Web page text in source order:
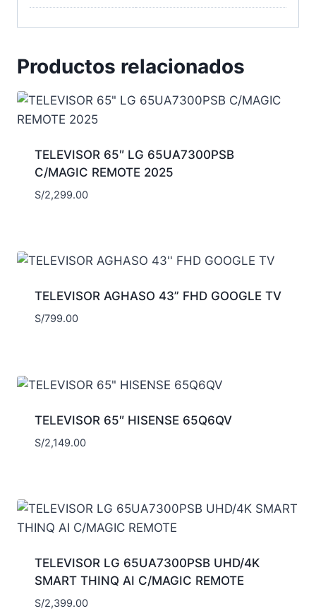
Productos relacionados
TELEVISOR 65″ LG 65UA7300PSB
C/MAGIC REMOTE 2025
S/2,299.00
TELEVISOR AGHASO 43” FHD GOOGLE TV
S/799.00
TELEVISOR 65″ HISENSE 65Q6QV
S/2,149.00
TELEVISOR LG 65UA7300PSB UHD/4K
SMART THINQ AI C/MAGIC REMOTE
S/2,399.00